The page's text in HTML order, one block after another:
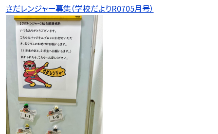
さだレンジャー募集（学校だよりR0705月号）